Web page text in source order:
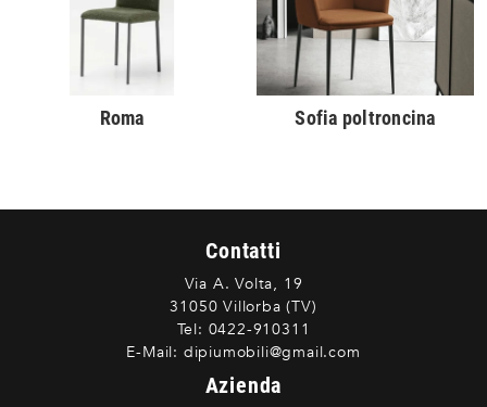
Roma Sofia poltroncina
Contatti
Via A. Volta, 19
31050 Villorba (TV)
Tel: 0422-910311
E-Mail: dipiumobili@gmail.com
Azienda